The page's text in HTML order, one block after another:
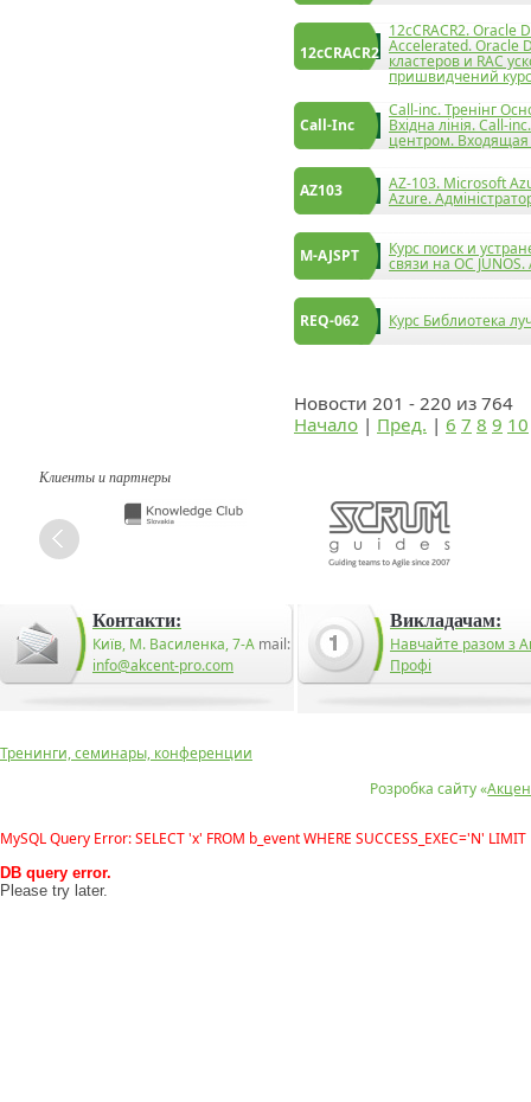
12cCRACR2
12cCRACR2. Oracle
Accelerated. Oracle
кластеров и RAC
пришвидчений
Call-Inc
Call-inc. Тренінг
Вхідна лінія. Call-
центром.
AZ103 AZ-103. Microsoft
Azure.
M-AJSPT Курс поиск и
связи на ОС JUNOS.
REQ-062 Курс Библиотека
Новости 201 - 220 из 764
Начало | Пред. | 6 7 8 9 10
Клиенты и партнеры
Контакти:
Київ, М. Василенка, 7-А mail:
info@akcent-pro.com
Викладачам:
Навчайте разом з
Профі
Розробка сайту «
Тренинги, семинары, конференции
MySQL Query Error: SELECT 'x' FROM b_event WHERE SUCCESS_EXEC='N' LIMIT
DB query error.
Please try later.